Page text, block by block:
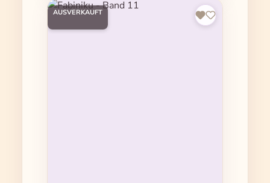
AUSVERKAUFT